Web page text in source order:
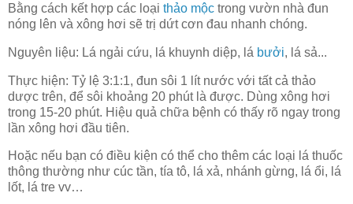
Bằng cách kết hợp các loại thảo mộc trong vườn nhà đun
nóng lên và xông hơi sẽ trị dứt cơn đau nhanh chóng.
Nguyên liệu: Lá ngải cứu, lá khuynh diệp, lá bưởi, lá sả...
Thực hiện: Tỷ lệ 3:1:1, đun sôi 1 lít nước với tất cả thảo
dược trên, để sôi khoảng 20 phút là được. Dùng xông hơi
trong 15-20 phút. Hiệu quả chữa bệnh có thấy rõ ngay trong
lần xông hơi đầu tiên.
Hoặc nếu bạn có điều kiện có thể cho thêm các loại lá thuốc
thông thường như cúc tần, tía tô, lá xả, nhánh gừng, lá ổi, lá
lốt, lá tre vv…